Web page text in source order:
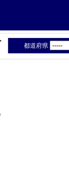
都道府県
町